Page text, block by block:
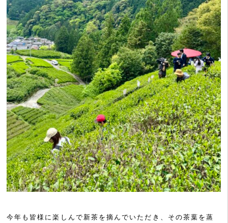
今年も皆様に楽しんで新茶を摘んでいただき、その茶葉を蒸